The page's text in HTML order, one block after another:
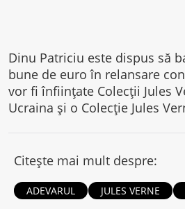
Dinu Patriciu este dispus să
bune de euro în relansare
vor fi înfiinţate Colecţii Jules
Ucraina şi o Colecţie Jules
Citește mai mult despre:
ADEVARUL JULES VERNE